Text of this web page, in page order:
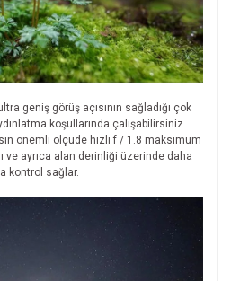
geniş görüş açısının sağladığı çok
koşullarında çalışabilirsiniz.
önemli ölçüde hızlı f / 1.8 maksimum
ve ayrıca alan derinliği üzerinde daha
kontrol sağlar.